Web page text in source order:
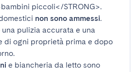
piccoli</STRONG>.
non sono ammessi.
pulizia accurata e una
di ogni proprietà prima e dopo
e biancheria da letto sono